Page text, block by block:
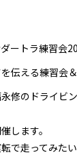
ートラ練習会
伝える練習会
修のドライビ
します。
で走ってみた